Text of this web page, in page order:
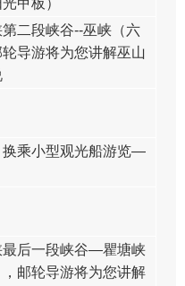
光甲板）
二段峡谷--巫峡（六
导游将为您讲解巫山
换乘小型观光船游览—
最后一段峡谷—瞿塘峡
，邮轮导游将为您讲解